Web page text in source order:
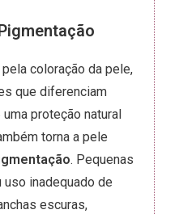
coloração da pele,
que diferenciam
proteção natural
torna a pele
. Pequenas
inadequado de
escuras,